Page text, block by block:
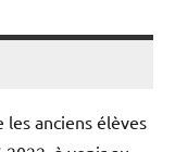
anciens élèves